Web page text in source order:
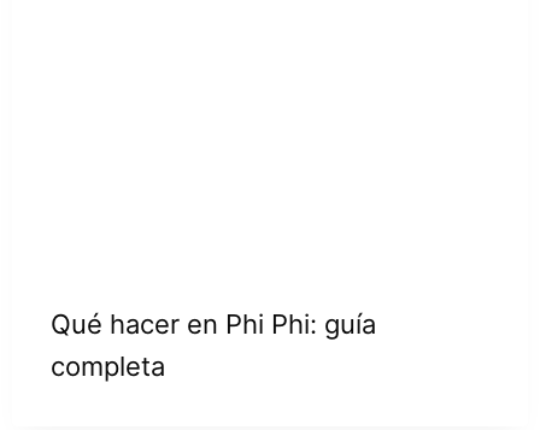
Qué hacer en Phi Phi: guía
completa